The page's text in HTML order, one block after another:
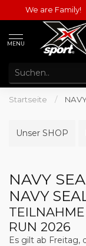
We are Family!
MENU
Startseite /
Unser SHOP
NAVY
NAVY
RUN 2026
Es gilt ab Freitag,